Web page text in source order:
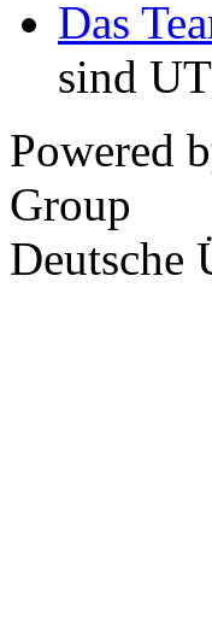
Das
sind
Powered
Group
Deutsche